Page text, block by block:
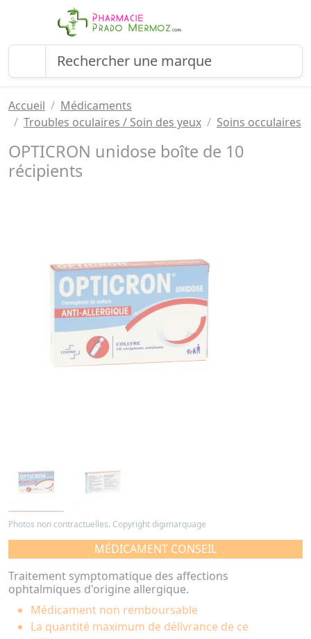
Accueil
Médicaments
Troubles oculaires / Soin des yeux
Soins occulaires
OPTICRON unidose boîte de 10
récipients
Photos non contractuelles. Copyright digimarquage
MÉDICAMENT CONSEIL
Traitement symptomatique des affections
ophtalmiques d'origine allergique.
Médicament non remboursable
La quantité maximum de délivrance de ce